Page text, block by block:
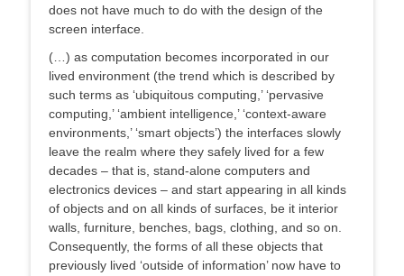
does not have much to do with the design of the
screen interface.
(…) as computation becomes incorporated in our
lived environment (the trend which is described by
such terms as ‘ubiquitous computing,’ ‘pervasive
computing,’ ‘ambient intelligence,’ ‘context-aware
environments,’ ‘smart objects’) the interfaces slowly
leave the realm where they safely lived for a few
decades – that is, stand-alone computers and
electronics devices – and start appearing in all kinds
of objects and on all kinds of surfaces, be it interior
walls, furniture, benches, bags, clothing, and so on.
Consequently, the forms of all these objects that
previously lived ‘outside of information’ now have to